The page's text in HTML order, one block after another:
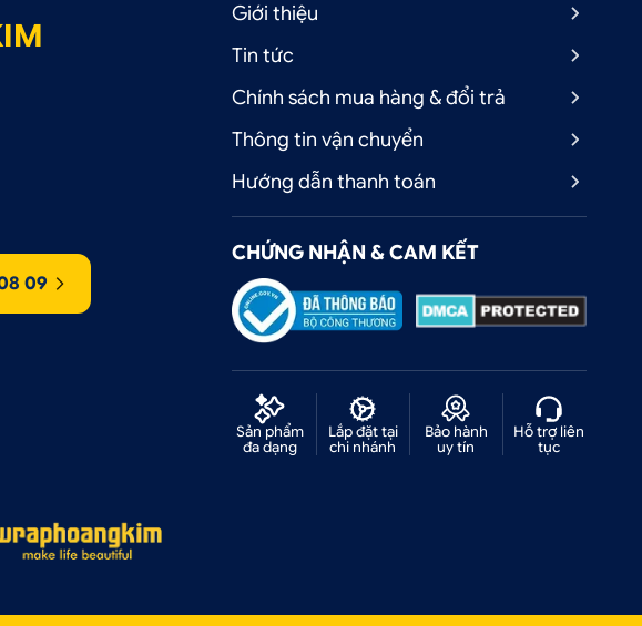
09
Giới thiệu
Tin tức
Chính sách mua hàng & đổi trả
Thông tin vận chuyển
Hướng dẫn thanh toán
CHỨNG NHẬN & CAM KẾT
Sản phẩm
đa dạng
Lắp đặt tại
chi nhánh
Bảo hành
uy tín
Hỗ trợ liên
tục